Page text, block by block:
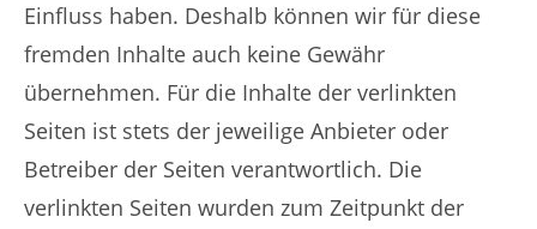
Einfluss haben. Deshalb können wir für diese
fremden Inhalte auch keine Gewähr
übernehmen. Für die Inhalte der verlinkten
Seiten ist stets der jeweilige Anbieter oder
Betreiber der Seiten verantwortlich. Die
verlinkten Seiten wurden zum Zeitpunkt der